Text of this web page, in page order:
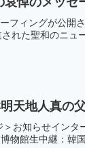
フィングが公開
れた聖和のニュ
天地人真の
＞お知らせイン
物館生中継：韓